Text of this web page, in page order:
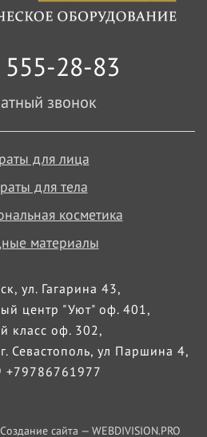
28-83
звонок
для лица
для тела
косметика
материалы
ул. Гагарина 43,
центр "Уют" оф. 401,
класс оф. 302,
Севастополь, ул Паршина 4,
+79786761977
сайта — WEBDIVISION.PRO